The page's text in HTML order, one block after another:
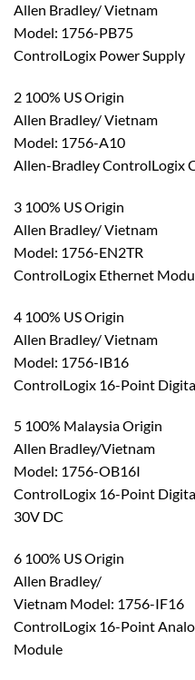
Allen Bradley/ Vietnam
Model: 1756-PB75
ControlLogix Power Supply
2 100% US Origin
Allen Bradley/ Vietnam
Model: 1756-A10
Allen-Bradley ControlLogix
3 100% US Origin
Allen Bradley/ Vietnam
Model: 1756-EN2TR
ControlLogix Ethernet
4 100% US Origin
Allen Bradley/ Vietnam
Model: 1756-IB16
ControlLogix 16-Point
5 100% Malaysia Origin
Allen Bradley/Vietnam
Model: 1756-OB16I
ControlLogix 16-Point
30V DC
6 100% US Origin
Allen Bradley/
Vietnam Model: 1756-IF16
ControlLogix 16-Point
Module